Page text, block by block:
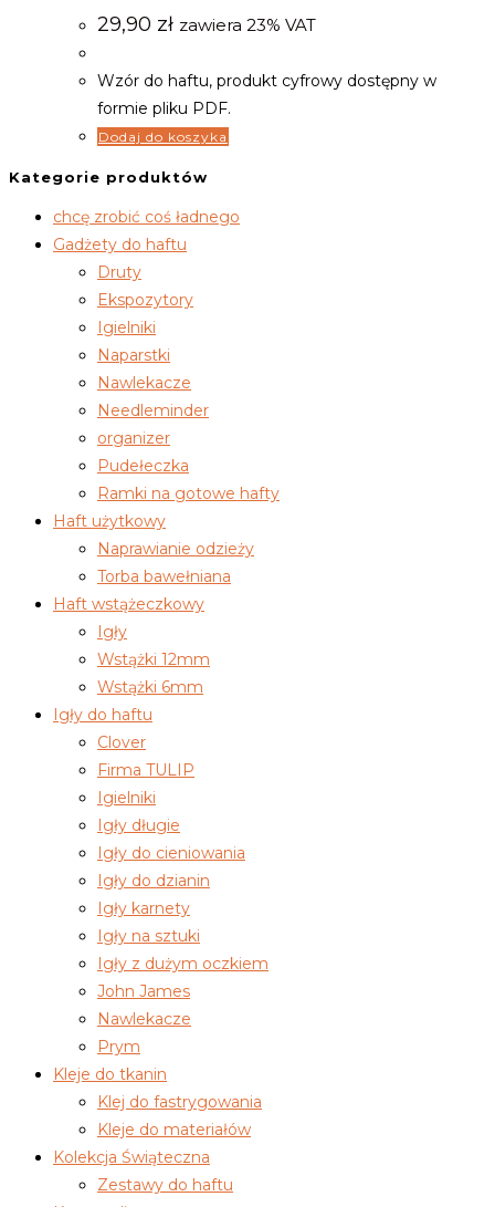
29,90 zł zawiera 23% VAT
Wzór do haftu, produkt cyfrowy dostępny w
formie pliku PDF.
Dodaj do koszyka
Kategorie produktów
chcę zrobić coś ładnego
Gadżety do haftu
Druty
Ekspozytory
Igielniki
Naparstki
Nawlekacze
Needleminder
organizer
Pudełeczka
Ramki na gotowe hafty
Haft użytkowy
Naprawianie odzieży
Torba bawełniana
Haft wstążeczkowy
Igły
Wstążki 12mm
Wstążki 6mm
Igły do haftu
Clover
Firma TULIP
Igielniki
Igły długie
Igły do cieniowania
Igły do dzianin
Igły karnety
Igły na sztuki
Igły z dużym oczkiem
John James
Nawlekacze
Prym
Kleje do tkanin
Klej do fastrygowania
Kleje do materiałów
Kolekcja Świąteczna
Zestawy do haftu